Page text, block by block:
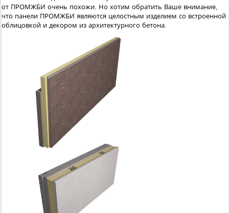
от ПРОМЖБИ очень похожи. Но хотим обратить Ваше внимание,
что панели ПРОМЖБИ являются целостным изделием со встроенной
облицовкой и декором из архитектурного бетона.